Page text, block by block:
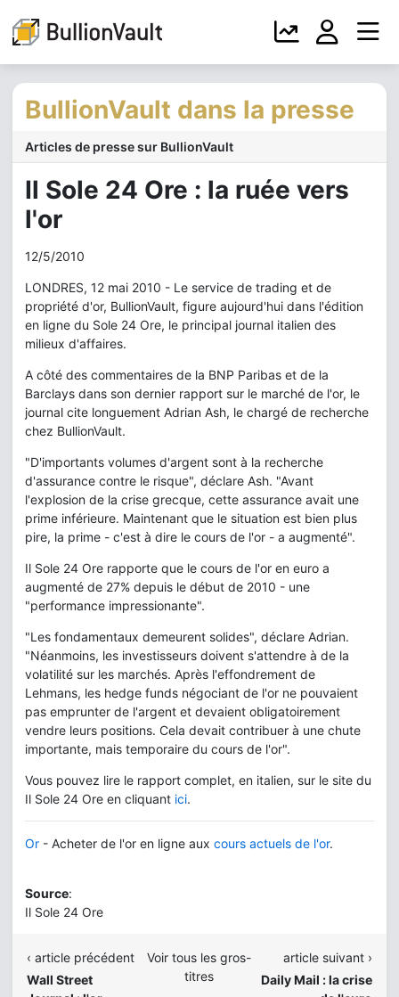
BullionVault dans la presse
Articles de presse sur BullionVault
Il Sole 24 Ore : la ruée vers
l'or
12/5/2010
LONDRES, 12 mai 2010 - Le service de trading et de
propriété d'or, BullionVault, figure aujourd'hui dans l'édition
en ligne du Sole 24 Ore, le principal journal italien des
milieux d'affaires.
A côté des commentaires de la BNP Paribas et de la
Barclays dans son dernier rapport sur le marché de l'or, le
journal cite longuement Adrian Ash, le chargé de recherche
chez BullionVault.
"D'importants volumes d'argent sont à la recherche
d'assurance contre le risque", déclare Ash. "Avant
l'explosion de la crise grecque, cette assurance avait une
prime inférieure. Maintenant que le situation est bien plus
pire, la prime - c'est à dire le cours de l'or - a augmenté".
Il Sole 24 Ore rapporte que le cours de l'or en euro a
augmenté de 27% depuis le début de 2010 - une
"performance impressionante".
"Les fondamentaux demeurent solides", déclare Adrian.
"Néanmoins, les investisseurs doivent s'attendre à de la
volatilité sur les marchés. Après l'effondrement de
Lehmans, les hedge funds négociant de l'or ne pouvaient
pas emprunter de l'argent et devaient obligatoirement
vendre leurs positions. Cela devait contribuer à une chute
importante, mais temporaire du cours de l'or".
Vous pouvez lire le rapport complet, en italien, sur le site du
Il Sole 24 Ore en cliquant ici.
Or - Acheter de l'or en ligne aux cours actuels de l'or.
Source:
Il Sole 24 Ore
‹ article précédent
Wall Street
Voir tous les gros-
titres
article suivant ›
Daily Mail : la crise